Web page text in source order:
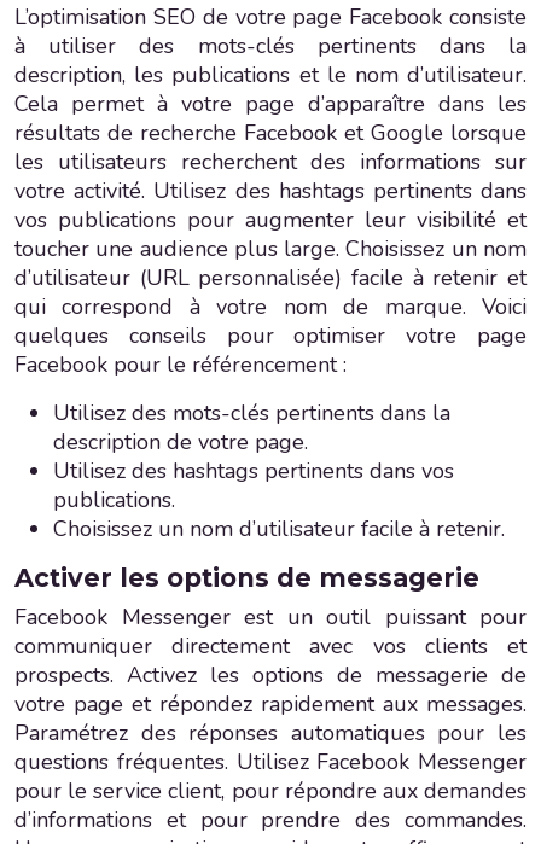
L’optimisation SEO de votre page Facebook consiste
à utiliser des mots-clés pertinents dans la
description, les publications et le nom d’utilisateur.
Cela permet à votre page d’apparaître dans les
résultats de recherche Facebook et Google lorsque
les utilisateurs recherchent des informations sur
votre activité. Utilisez des hashtags pertinents dans
vos publications pour augmenter leur visibilité et
toucher une audience plus large. Choisissez un nom
d’utilisateur (URL personnalisée) facile à retenir et
qui correspond à votre nom de marque. Voici
quelques conseils pour optimiser votre page
Facebook pour le référencement :
Utilisez des mots-clés pertinents dans la
description de votre page.
Utilisez des hashtags pertinents dans vos
publications.
Choisissez un nom d’utilisateur facile à retenir.
Activer les options de messagerie
Facebook Messenger est un outil puissant pour
communiquer directement avec vos clients et
prospects. Activez les options de messagerie de
votre page et répondez rapidement aux messages.
Paramétrez des réponses automatiques pour les
questions fréquentes. Utilisez Facebook Messenger
pour le service client, pour répondre aux demandes
d’informations et pour prendre des commandes.